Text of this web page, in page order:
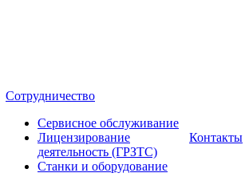
Сотрудничество
Сервисное обслуживание
Лицензирование
деятельность (ГРЗТС)
Станки и оборудование
Контакты